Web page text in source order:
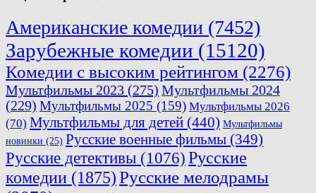
Американские комедии (7452)
Зарубежные комедии (15120)
Комедии с высоким рейтингом (2276)
Мультфильмы 2023 (275) Мультфильмы 2024
(229) Мультфильмы 2025 (159) Мультфильмы 2026
(70) Мультфильмы для детей (440) Мультфильмы
новинки (25) Русские военные фильмы (349)
Русские детективы (1076)Русские
комедии (1875)Русские мелодрамы